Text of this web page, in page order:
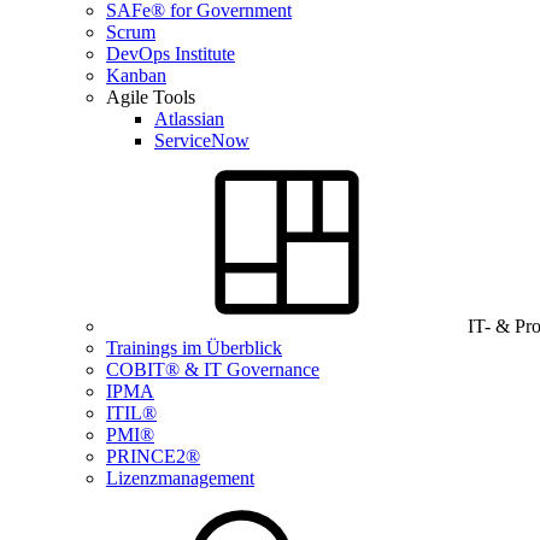
SAFe® for Government
Scrum
DevOps Institute
Kanban
Agile Tools
Atlassian
ServiceNow
IT- &
Trainings im Überblick
COBIT® & IT Governance
IPMA
ITIL®
PMI®
PRINCE2®
Lizenzmanagement